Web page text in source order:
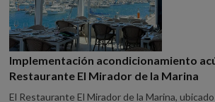
Implementación acondicionamiento
Restaurante El Mirador de la Marina
El Restaurante El Mirador de la Marina,